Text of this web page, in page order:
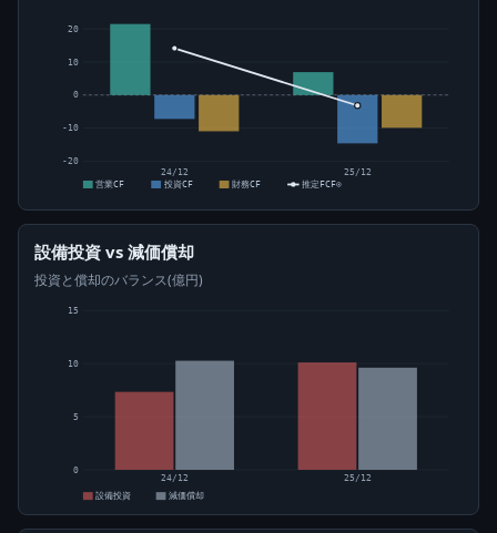
-20
-10
0
10
20
24/12
25/12
営業CF
投資CF 財務CF 推定FCF⊙
設備投資 vs 減価償却
投資と償却のバランス(億円)
0
5
10
15
24/12
25/12
設備投資
減価償却